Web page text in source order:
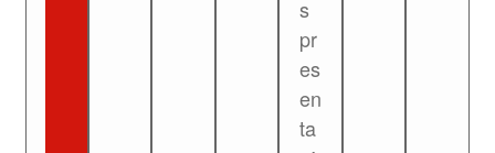
s
pr
es
en
ta